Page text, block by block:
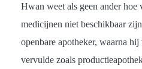
Hwan weet als geen ander hoe
medicijnen niet beschikbaar
openbare apotheker, waarna
vervulde zoals